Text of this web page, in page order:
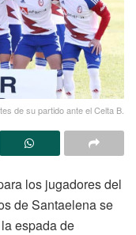
de su partido ante el Celta B.
los jugadores del
de Santaelena se
espada de